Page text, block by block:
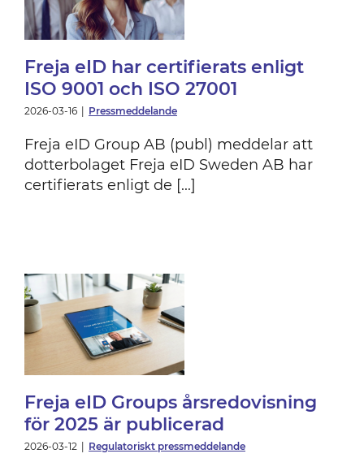
Freja eID har certifierats enligt
ISO 9001 och ISO 27001
2026-03-16 Pressmeddelande
Freja eID Group AB (publ) meddelar att
dotterbolaget Freja eID Sweden AB har
certifierats enligt de [...]
Freja eID Groups årsredovisning
för 2025 är publicerad
2026-03-12 | Regulatoriskt pressmeddelande